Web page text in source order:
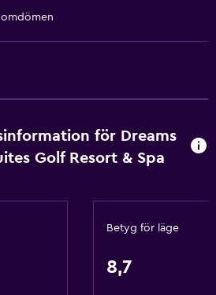
för Dreams
Golf Resort & Spa
Betyg för läge
8,7